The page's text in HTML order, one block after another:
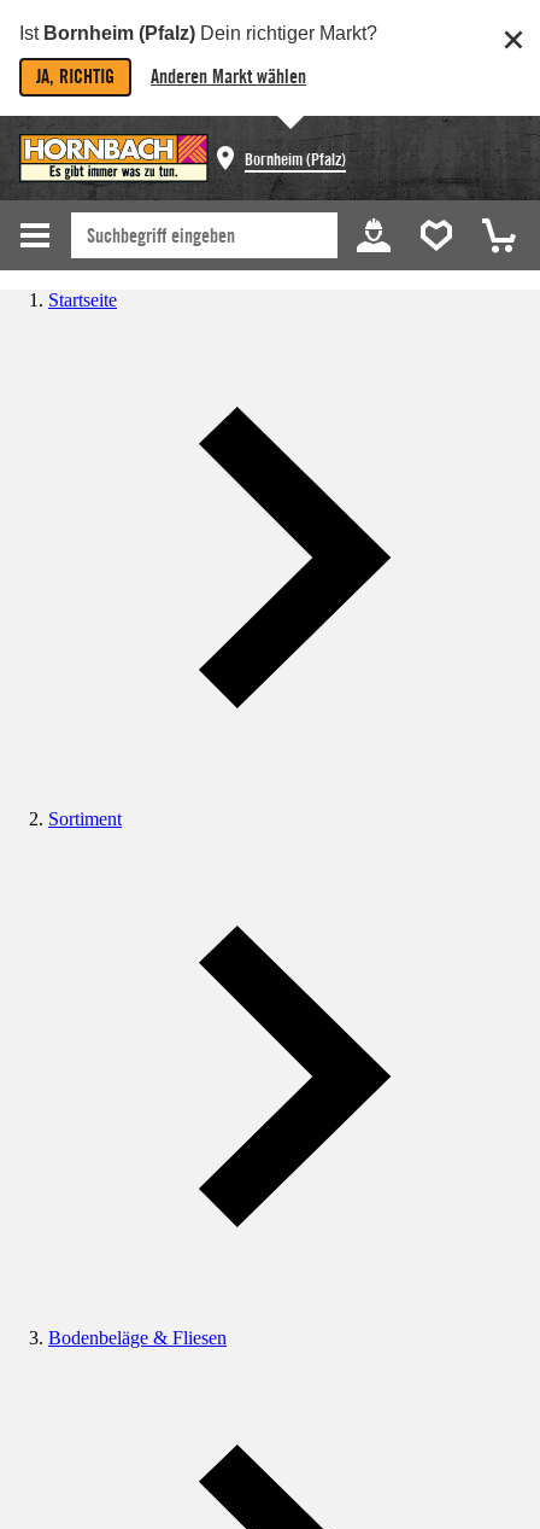
Ist Bornheim (Pfalz) Dein richtiger Markt?
JA, RICHTIG Anderen Markt wählen
Bornheim (Pfalz)
Startseite
Sortiment
Bodenbeläge & Fliesen